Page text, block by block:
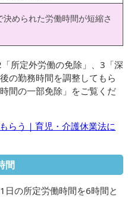
められた労働時間が短縮さ
所定外労働の免除」、3「深
の勤務時間を調整してもら
間の一部免除」をご覧くだ
らう｜育児・介護休業法に
間
の所定労働時間を6時間と